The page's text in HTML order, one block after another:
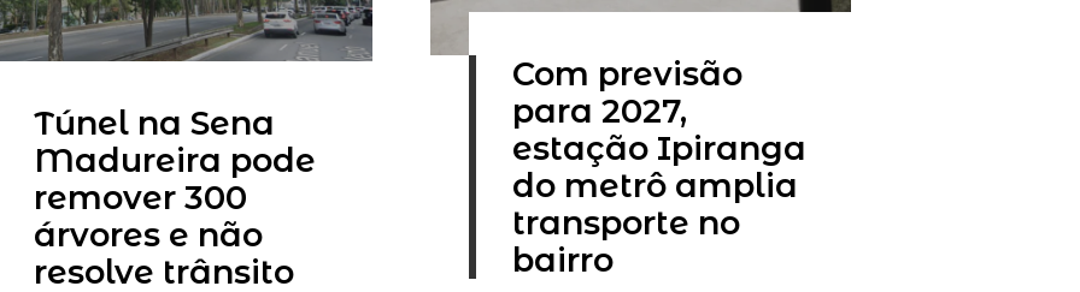
Túnel na Sena
Madureira pode
remover 300
árvores e não
resolve trânsito
Com previsão
para 2027,
estação Ipiranga
do metrô amplia
transporte no
bairro